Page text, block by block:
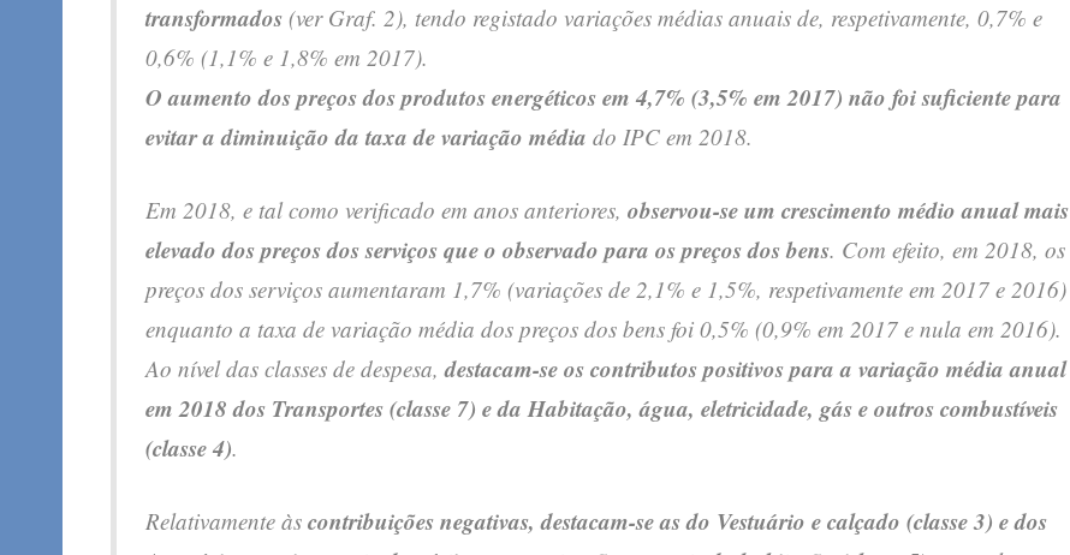
transformados (ver Graf. 2), tendo registado variações médias anuais de, respetivamente, 0,7% e
0,6% (1,1% e 1,8% em 2017).
O aumento dos preços dos produtos energéticos em 4,7% (3,5% em 2017) não foi suficiente para
evitar a diminuiçãoda taxa de variação média do IPC em 2018.
Em 2018, e tal como verificado em anos anteriores, observou-se um crescimento médio anual mais
elevado dos preços dos serviços que o observado para os preços dos bens. Com efeito, em 2018, os
preços dos serviços aumentaram 1,7% (variações de 2,1% e 1,5%, respetivamente em 2017 e 2016)
enquanto a taxa de variação média dos preços dos bens foi 0,5% (0,9% em 2017 e nula em 2016).
Ao nível das classes de despesa,destacam-se os contributos positivos para a variação média anual
em 2018 dos Transportes (classe 7) e da Habitação, água, eletricidade, gás e outros combustíveis
(classe 4).
Relativamente às contribuições negativas, destacam-se as do Vestuário e calçado (classe 3) e dos